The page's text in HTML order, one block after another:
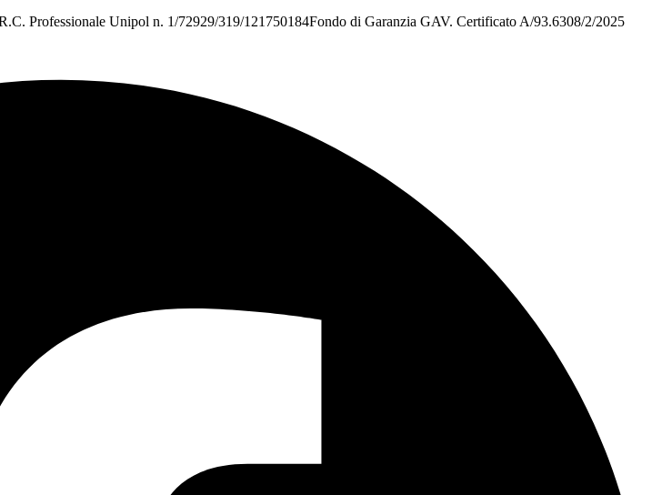
Professionale Unipol n. 1/72929/319/121750184Fondo di Garanzia GAV. Certificato A/93.6308/2/2025